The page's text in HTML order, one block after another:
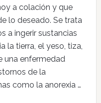
a colación y que
lo deseado. Se trata
a ingerir sustancias
la tierra, el yeso, tiza,
una enfermedad
de la
como la anorexia …